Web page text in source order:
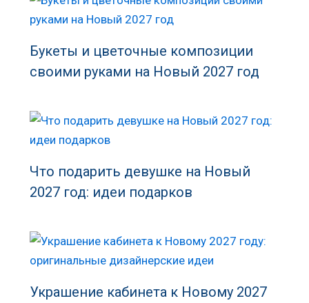
Букеты и цветочные композиции
своими руками на Новый 2027 год
Что подарить девушке на Новый
2027 год: идеи подарков
Украшение кабинета к Новому 2027